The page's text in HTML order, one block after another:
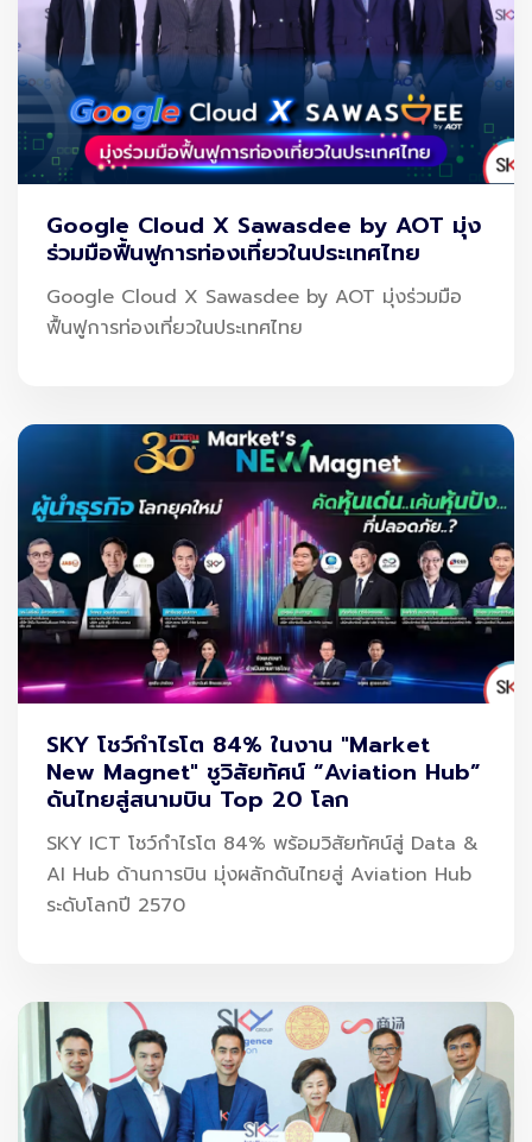
บริษัท สกาย ไอซีที จำกัด (มหาชน)( SKY ICT) ร่วมกับ
สถาบันการจัดการปัญญาภิวัฒน์ (พีไอเอ็ม) ลงนาม ความร่วม
มือทางวิชาการ(MOU) โดยได้รับเกียรติจากคุณสิทธิเดช
มัยลาภ ประธานเจ้าหน้าที่บริหาร บริษัท สกาย ไอซีที จำกัด
(มหาชน)และรองศาสตราจารย์ ดร.สมภพ มานะรังสรรค์
ประธานในพิธี เพื่อผนึกกำลังในการพัฒนาและส่งเสริมความ
ร่วมมือทางการศึกษา การแลกเปลี่ยนองค์ความรู้
ประสบการณ์ ด้านเทคโนโลยีอัจฉริยะและนวัตกรรม อันเป็น
ของสถานประกอบการ พร้อมกันนี้อาจารย์พรวิทย์ พัชรินทร์
ตนะกุล รองอธิการบดีอาวุโสสายวิชาการ พีไอเอ็มและนายข
ยล ตันติชาติวัฒน์ ประธานเจ้าหน้าที่สายงานการตลาด บริษัท
สกาย ไอซีที จำกัด (มหาชน)ร่วมลงนามเป็นพยาน เมื่อวัน
พฤหัสบดีที่ 3 พฤศจิกายน 2565 ณ ชั้น 16 อาคาร CP ALL
Academyสถาบันการจัดการปัญญาภิวัฒน์ ถนนแจ้งวัฒนะ
รองศาสตราจารย์ ดร. สมภพ มานะรังสรรค์
อธิการบดี
สถาบันการจัดการปัญญาภิวัฒน์ กล่าวว่า สถาบัน
การจัดการปัญญาภิวัฒน์ และสกาย ไอซีที ได้ร่วมมือกันมา
Google Cloud X Sawasdee by AOT มุ่ง
ร่วมมือฟื้นฟูการท่องเที่ยวในประเทศไทย
Google Cloud X Sawasdee by AOT มุ่งร่วมมือ
ฟื้นฟูการท่องเที่ยวในประเทศไทย
SKY โชว์กำไรโต 84% ในงาน "Market
New Magnet" ชูวิสัยทัศน์ “Aviation Hub”
ดันไทยสู่สนามบิน Top 20 โลก
SKY ICT โชว์กำไรโต 84% พร้อมวิสัยทัศน์สู่ Data &
AI Hub ด้านการบิน มุ่งผลักดันไทยสู่ Aviation Hub
ระดับโลกปี 2570